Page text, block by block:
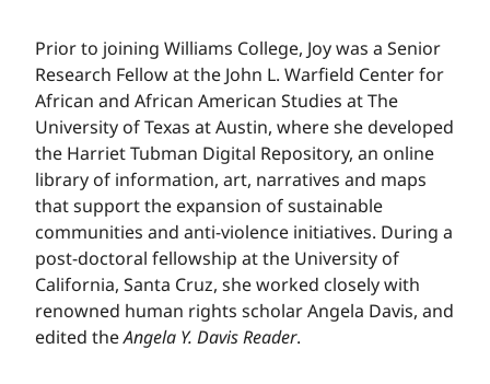
Prior to joining Williams College, Joy was a Senior
Research Fellow at the John L. Warfield Center for
African and African American Studies at The
University of Texas at Austin, where she developed
the Harriet Tubman Digital Repository, an online
library of information, art, narratives and maps
that support the expansion of sustainable
communities and anti-violence initiatives. During a
post-doctoral fellowship at the University of
California, Santa Cruz, she worked closely with
renowned human rights scholar Angela Davis, and
edited the ​​​​‌ ‍ ​‍​‍‌‍ ‌ ​‍‌‍‍‌‌‍‌ ‌‍‍‌‌‍ ‍​‍​‍​ ‍‍​‍​‍‌ ​ ‌‍​‌‌‍ ‍‌‍‍‌‌ ‌​‌ ‍‌​‍ ‍‌‍‍‌‌‍ ​‍​‍​‍ ​​‍​‍‌‍‍​‌ ​‍‌‍‌‌‌‍‌‍​‍​‍​ ‍‍​‍​‍‌‍‍​‌ ‌​‌ ‌​‌ ​​‌ ​ ​ ‍‍​‍ ​‍ ‌‍​ ‌‍ ‌‌ ​ ​‍ ‍‌‍ ‌‌‍​‌‌‍‍‌‌‍ ‍​‍ ‍​ ​‍​ ​​​ ​‍​ ‌​‌ ​‍‌‍‌‌‌‍‌​‌‍‌‌‌ ​ ‌‍‍‌‌‍‌ ‌‍ ‍​‍ ‍‌ ​‍‌‍‍‌‌ ‌‍‌‍‌‌‌ ​‍‌‍‍ ‌‍‌‌‌‍‌‌‌ ​​‌‍‌‌‌ ​‍​‍ ‍‌‍ ‌ ​‍‌‍‌ ​‍ ‌‍‍‌‌‍ ‍‌ ‌​‌‍‌‌‌‍ ‍‌ ‌​​‍ ‌‍‌‌‌‍‌​‌‍‍‌‌ ‌​​‍ ‌‍ ‌‌‍ ‌‍‌​‌‍‌‌​ ‌‌ ​​‌ ​‍‌‍‌‌‌ ​ ‌‍‌‌‌‍ ‍‌ ‌​‌‍​‌‌ ‌​‌‍‍‌‌‍ ‌‍ ‍​ ‍ ‌‍‍‌‌‍‌​​ ‌‌‍‌​​ ​‌​ ‌​‌‍​‌‌‍​ ‌‍​‌​ ‌​‌‍‌‍​‍ ‌‌‍​‌​ ‌ ‌‍‌‌​ ‌‌​‍ ‌​ ‌​​ ​​‌‍‌​​ ‌ ​‍ ‌‌‍​‍‌‍‌‍​ ‌‌‌‍‌‍​‍ ‌​ ​ ​ ‌‍​ ‌‍‌‍​‍​ ​ ‌‍​ ​ ‌‌​ ‌ ‌‍​ ‌‍​ ‌‍​‍​ ‌‌​ ‍ ‌ ‌​‌ ‍‌‌ ​​‌‍‌‌​ ‌‌ ​​‌‍‌‌‌ ​‍‌ ​ ‌‍ ‌‍ ‍​ ‍ ‌ ​​‌‍​‌‌ ‌​‌‍‍​​ ‌‌‍​ ‌‍ ‌‍ ‍‌ ‌​‌‍‌‌‌‍ ‍‌ ‌​​‍‌‌​ ‌‌‌​​‍‌‌ ‌‍‍ ‌‍‌‌‌ ‍‌​‍‌‌​ ​ ‌​‌​​‍‌‌​ ​ ‌​‌​​‍‌‌​ ​‍​ ​‍​ ​‌​ ‌‌​ ​​‌‍‌‍​ ​​‌‍‌‍‌‍​ ​ ​‍‌‍​ ​ ‍​​ ​‌‌‍​‌​‍‌‌​ ​‍​ ​‍​‍‌‌​ ‌‌‌​‌​​‍ ‍‌‍​ ‌‍‍​‌‍‍‌‌‍ ​‌‍‌​‌ ​‍‌‍‌‌‌‍ ‍​‍‌‌​ ‌‌‌​​‍‌‌ ‌‍‍ ‌‍‌‌‌ ‍‌​‍‌‌​ ​ ‌​‌​​‍‌‌​ ​ ‌​‌​​‍‌‌​ ​‍​ ​‍​ ​​‌‍​ ‌‍​ ​ ‍‌‌‍‌‍​ ‌‍​ ‌ ‌‍​‍​ ​ ‌‍​ ​ ‌ ​ ​‍​‍‌‌​ ​‍​ ​‍​‍‌‌​ ‌‌‌​‌​​‍ ‍‌ ‌​‌‍‌‌‌ ‍​‌ ‌​​ ‌‍​‍‌‍​‌‌ ​ ‌‍‌‌‌‌‌‌‌ ​‍‌‍ ​​ ‌‌‍‍​‌ ‌​‌ ‌​‌ ​​‌ ​ ​‍‌‌​ ​ ‌​​‌​‍‌‌​ ​‍‌​‌‍​‍‌‌​ ​‍‌​‌‍‌‍​ ‌‍ ‌‌ ​ ​‍ ‍‌‍ ‌‌‍​‌‌‍‍‌‌‍ ‍​‍ ‍​ ​‍​ ​​​ ​‍​ ‌​‌ ​‍‌‍‌‌‌‍‌​‌‍‌‌‌ ​ ‌‍‍‌‌‍‌ ‌‍ ‍​‍ ‍‌ ​‍‌‍‍‌‌ ‌‍‌‍‌‌‌ ​‍‌‍‍ ‌‍‌‌‌‍‌‌‌ ​​‌‍‌‌‌ ​‍​‍ ‍‌‍ ‌ ​‍‌‍‌ ​‍‌‍‌‍‍‌‌‍‌​​ ‌‌‍‌​​ ​‌​ ‌​‌‍​‌‌‍​ ‌‍​‌​ ‌​‌‍‌‍​‍ ‌‌‍​‌​ ‌ ‌‍‌‌​ ‌‌​‍ ‌​ ‌​​ ​​‌‍‌​​ ‌ ​‍ ‌‌‍​‍‌‍‌‍​ ‌‌‌‍‌‍​‍ ‌​ ​ ​ ‌‍​ ‌‍‌‍​‍​ ​ ‌‍​ ​ ‌‌​ ‌ ‌‍​ ‌‍​ ‌‍​‍​ ‌‌​‍‌‍‌ ‌​‌ ‍‌‌ ​​‌‍‌‌​ ‌‌ ​​‌‍‌‌‌ ​‍‌ ​ ‌‍ ‌‍ ‍​‍‌‍‌ ​​‌‍​‌‌ ‌​‌‍‍​​ ‌‌‍​ ‌‍ ‌‍ ‍‌ ‌​‌‍‌‌‌‍ ‍‌ ‌​​‍‌‌​ ‌‌‌​​‍‌‌ ‌‍‍ ‌‍‌‌‌ ‍‌​‍‌‌​ ​ ‌​‌​​‍‌‌​ ​ ‌​‌​​‍‌‌​ ​‍​ ​‍​ ​‌​ ‌‌​ ​​‌‍‌‍​ ​​‌‍‌‍‌‍​ ​ ​‍‌‍​ ​ ‍​​ ​‌‌‍​‌​‍‌‌​ ​‍​ ​‍​‍‌‌​ ‌‌‌​‌​​‍ ‍‌‍​ ‌‍‍​‌‍‍‌‌‍ ​‌‍‌​‌ ​‍‌‍‌‌‌‍ ‍​‍‌‌​ ‌‌‌​​‍‌‌ ‌‍‍ ‌‍‌‌‌ ‍‌​‍‌‌​ ​ ‌​‌​​‍‌‌​ ​ ‌​‌​​‍‌‌​ ​‍​ ​‍​ ​​‌‍​ ‌‍​ ​ ‍‌‌‍‌‍​ ‌‍​ ‌ ‌‍​‍​ ​ ‌‍​ ​ ‌ ​ ​‍​‍‌‌​ ​‍​ ​‍​‍‌‌​ ‌‌‌​‌​​‍ ‍‌ ‌​‌‍‌‌‌ ‍​‌ ‌​​‍‌‍‌ ​​‌‍‌‌‌ ​‍‌ ​ ‌ ​​‌‍‌‌‌‍​ ‌ ‌​‌‍‍‌‌ ‌‍‌‍‌‌​ ‌‌ ​​‌ ‌‌‌‍​‍‌‍ ​‌‍‍‌‌ ​ ‌‍‍​‌‍‌‌‌‍‌​​‍​‍‌ ‌Angela Y. Davis Reader​​​​‌ ‍ ​‍​‍‌‍ ‌ ​‍‌‍‍‌‌‍‌ ‌‍‍‌‌‍ ‍​‍​‍​ ‍‍​‍​‍‌ ​ ‌‍​‌‌‍ ‍‌‍‍‌‌ ‌​‌ ‍‌​‍ ‍‌‍‍‌‌‍ ​‍​‍​‍ ​​‍​‍‌‍‍​‌ ​‍‌‍‌‌‌‍‌‍​‍​‍​ ‍‍​‍​‍‌‍‍​‌ ‌​‌ ‌​‌ ​​‌ ​ ​ ‍‍​‍ ​‍ ‌‍​ ‌‍ ‌‌ ​ ​‍ ‍‌‍ ‌‌‍​‌‌‍‍‌‌‍ ‍​‍ ‍​ ​‍​ ​​​ ​‍​ ‌​‌ ​‍‌‍‌‌‌‍‌​‌‍‌‌‌ ​ ‌‍‍‌‌‍‌ ‌‍ ‍​‍ ‍‌ ​‍‌‍‍‌‌ ‌‍‌‍‌‌‌ ​‍‌‍‍ ‌‍‌‌‌‍‌‌‌ ​​‌‍‌‌‌ ​‍​‍ ‍‌‍ ‌ ​‍‌‍‌ ​‍ ‌‍‍‌‌‍ ‍‌ ‌​‌‍‌‌‌‍ ‍‌ ‌​​‍ ‌‍‌‌‌‍‌​‌‍‍‌‌ ‌​​‍ ‌‍ ‌‌‍ ‌‍‌​‌‍‌‌​ ‌‌ ​​‌ ​‍‌‍‌‌‌ ​ ‌‍‌‌‌‍ ‍‌ ‌​‌‍​‌‌ ‌​‌‍‍‌‌‍ ‌‍ ‍​ ‍ ‌‍‍‌‌‍‌​​ ‌‌‍‌​​ ​‌​ ‌​‌‍​‌‌‍​ ‌‍​‌​ ‌​‌‍‌‍​‍ ‌‌‍​‌​ ‌ ‌‍‌‌​ ‌‌​‍ ‌​ ‌​​ ​​‌‍‌​​ ‌ ​‍ ‌‌‍​‍‌‍‌‍​ ‌‌‌‍‌‍​‍ ‌​ ​ ​ ‌‍​ ‌‍‌‍​‍​ ​ ‌‍​ ​ ‌‌​ ‌ ‌‍​ ‌‍​ ‌‍​‍​ ‌‌​ ‍ ‌ ‌​‌ ‍‌‌ ​​‌‍‌‌​ ‌‌ ​​‌‍‌‌‌ ​‍‌ ​ ‌‍ ‌‍ ‍​ ‍ ‌ ​​‌‍​‌‌ ‌​‌‍‍​​ ‌‌‍​ ‌‍ ‌‍ ‍‌ ‌​‌‍‌‌‌‍ ‍‌ ‌​​‍‌‌​ ‌‌‌​​‍‌‌ ‌‍‍ ‌‍‌‌‌ ‍‌​‍‌‌​ ​ ‌​‌​​‍‌‌​ ​ ‌​‌​​‍‌‌​ ​‍​ ​‍​ ​‌​ ‌‌​ ​​‌‍‌‍​ ​​‌‍‌‍‌‍​ ​ ​‍‌‍​ ​ ‍​​ ​‌‌‍​‌​‍‌‌​ ​‍​ ​‍​‍‌‌​ ‌‌‌​‌​​‍ ‍‌‍​ ‌‍‍​‌‍‍‌‌‍ ​‌‍‌​‌ ​‍‌‍‌‌‌‍ ‍​‍‌‌​ ‌‌‌​​‍‌‌ ‌‍‍ ‌‍‌‌‌ ‍‌​‍‌‌​ ​ ‌​‌​​‍‌‌​ ​ ‌​‌​​‍‌‌​ ​‍​ ​‍​ ‍​‌‍​‍​ ​‌​ ​ ​ ​ ‌‍‌‍​ ​​​ ​​​ ‌‌‌‍​‌‌‍‌​‌‍‌‌​ ‌ ​‍‌‌​ ​‍​ ​‍​‍‌‌​ ‌‌‌​‌​​‍ ‍‌ ‌​‌‍‌‌‌ ‍​‌ ‌​​ ‌‍​‍‌‍​‌‌ ​ ‌‍‌‌‌‌‌‌‌ ​‍‌‍ ​​ ‌‌‍‍​‌ ‌​‌ ‌​‌ ​​‌ ​ ​‍‌‌​ ​ ‌​​‌​‍‌‌​ ​‍‌​‌‍​‍‌‌​ ​‍‌​‌‍‌‍​ ‌‍ ‌‌ ​ ​‍ ‍‌‍ ‌‌‍​‌‌‍‍‌‌‍ ‍​‍ ‍​ ​‍​ ​​​ ​‍​ ‌​‌ ​‍‌‍‌‌‌‍‌​‌‍‌‌‌ ​ ‌‍‍‌‌‍‌ ‌‍ ‍​‍ ‍‌ ​‍‌‍‍‌‌ ‌‍‌‍‌‌‌ ​‍‌‍‍ ‌‍‌‌‌‍‌‌‌ ​​‌‍‌‌‌ ​‍​‍ ‍‌‍ ‌ ​‍‌‍‌ ​‍‌‍‌‍‍‌‌‍‌​​ ‌‌‍‌​​ ​‌​ ‌​‌‍​‌‌‍​ ‌‍​‌​ ‌​‌‍‌‍​‍ ‌‌‍​‌​ ‌ ‌‍‌‌​ ‌‌​‍ ‌​ ‌​​ ​​‌‍‌​​ ‌ ​‍ ‌‌‍​‍‌‍‌‍​ ‌‌‌‍‌‍​‍ ‌​ ​ ​ ‌‍​ ‌‍‌‍​‍​ ​ ‌‍​ ​ ‌‌​ ‌ ‌‍​ ‌‍​ ‌‍​‍​ ‌‌​‍‌‍‌ ‌​‌ ‍‌‌ ​​‌‍‌‌​ ‌‌ ​​‌‍‌‌‌ ​‍‌ ​ ‌‍ ‌‍ ‍​‍‌‍‌ ​​‌‍​‌‌ ‌​‌‍‍​​ ‌‌‍​ ‌‍ ‌‍ ‍‌ ‌​‌‍‌‌‌‍ ‍‌ ‌​​‍‌‌​ ‌‌‌​​‍‌‌ ‌‍‍ ‌‍‌‌‌ ‍‌​‍‌‌​ ​ ‌​‌​​‍‌‌​ ​ ‌​‌​​‍‌‌​ ​‍​ ​‍​ ​‌​ ‌‌​ ​​‌‍‌‍​ ​​‌‍‌‍‌‍​ ​ ​‍‌‍​ ​ ‍​​ ​‌‌‍​‌​‍‌‌​ ​‍​ ​‍​‍‌‌​ ‌‌‌​‌​​‍ ‍‌‍​ ‌‍‍​‌‍‍‌‌‍ ​‌‍‌​‌ ​‍‌‍‌‌‌‍ ‍​‍‌‌​ ‌‌‌​​‍‌‌ ‌‍‍ ‌‍‌‌‌ ‍‌​‍‌‌​ ​ ‌​‌​​‍‌‌​ ​ ‌​‌​​‍‌‌​ ​‍​ ​‍​ ‍​‌‍​‍​ ​‌​ ​ ​ ​ ‌‍‌‍​ ​​​ ​​​ ‌‌‌‍​‌‌‍‌​‌‍‌‌​ ‌ ​‍‌‌​ ​‍​ ​‍​‍‌‌​ ‌‌‌​‌​​‍ ‍‌ ‌​‌‍‌‌‌ ‍​‌ ‌​​‍‌‍‌ ​​‌‍‌‌‌ ​‍‌ ​ ‌ ​​‌‍‌‌‌‍​ ‌ ‌​‌‍‍‌‌ ‌‍‌‍‌‌​ ‌‌ ​​‌ ‌‌‌‍​‍‌‍ ​‌‍‍‌‌ ​ ‌‍‍​‌‍‌‌‌‍‌​​‍​‍‌ ‌. ​​​​‌ ‍ ​‍​‍‌‍ ‌ ​‍‌‍‍‌‌‍‌ ‌‍‍‌‌‍ ‍​‍​‍​ ‍‍​‍​‍‌ ​ ‌‍​‌‌‍ ‍‌‍‍‌‌ ‌​‌ ‍‌​‍ ‍‌‍‍‌‌‍ ​‍​‍​‍ ​​‍​‍‌‍‍​‌ ​‍‌‍‌‌‌‍‌‍​‍​‍​ ‍‍​‍​‍‌‍‍​‌ ‌​‌ ‌​‌ ​​‌ ​ ​ ‍‍​‍ ​‍ ‌‍​ ‌‍ ‌‌ ​ ​‍ ‍‌‍ ‌‌‍​‌‌‍‍‌‌‍ ‍​‍ ‍​ ​‍​ ​​​ ​‍​ ‌​‌ ​‍‌‍‌‌‌‍‌​‌‍‌‌‌ ​ ‌‍‍‌‌‍‌ ‌‍ ‍​‍ ‍‌ ​‍‌‍‍‌‌ ‌‍‌‍‌‌‌ ​‍‌‍‍ ‌‍‌‌‌‍‌‌‌ ​​‌‍‌‌‌ ​‍​‍ ‍‌‍ ‌ ​‍‌‍‌ ​‍ ‌‍‍‌‌‍ ‍‌ ‌​‌‍‌‌‌‍ ‍‌ ‌​​‍ ‌‍‌‌‌‍‌​‌‍‍‌‌ ‌​​‍ ‌‍ ‌‌‍ ‌‍‌​‌‍‌‌​ ‌‌ ​​‌ ​‍‌‍‌‌‌ ​ ‌‍‌‌‌‍ ‍‌ ‌​‌‍​‌‌ ‌​‌‍‍‌‌‍ ‌‍ ‍​ ‍ ‌‍‍‌‌‍‌​​ ‌‌‍‌​​ ​‌​ ‌​‌‍​‌‌‍​ ‌‍​‌​ ‌​‌‍‌‍​‍ ‌‌‍​‌​ ‌ ‌‍‌‌​ ‌‌​‍ ‌​ ‌​​ ​​‌‍‌​​ ‌ ​‍ ‌‌‍​‍‌‍‌‍​ ‌‌‌‍‌‍​‍ ‌​ ​ ​ ‌‍​ ‌‍‌‍​‍​ ​ ‌‍​ ​ ‌‌​ ‌ ‌‍​ ‌‍​ ‌‍​‍​ ‌‌​ ‍ ‌ ‌​‌ ‍‌‌ ​​‌‍‌‌​ ‌‌ ​​‌‍‌‌‌ ​‍‌ ​ ‌‍ ‌‍ ‍​ ‍ ‌ ​​‌‍​‌‌ ‌​‌‍‍​​ ‌‌‍​ ‌‍ ‌‍ ‍‌ ‌​‌‍‌‌‌‍ ‍‌ ‌​​‍‌‌​ ‌‌‌​​‍‌‌ ‌‍‍ ‌‍‌‌‌ ‍‌​‍‌‌​ ​ ‌​‌​​‍‌‌​ ​ ‌​‌​​‍‌‌​ ​‍​ ​‍​ ​‌​ ‌‌​ ​​‌‍‌‍​ ​​‌‍‌‍‌‍​ ​ ​‍‌‍​ ​ ‍​​ ​‌‌‍​‌​‍‌‌​ ​‍​ ​‍​‍‌‌​ ‌‌‌​‌​​‍ ‍‌‍​ ‌‍‍​‌‍‍‌‌‍ ​‌‍‌​‌ ​‍‌‍‌‌‌‍ ‍​‍‌‌​ ‌‌‌​​‍‌‌ ‌‍‍ ‌‍‌‌‌ ‍‌​‍‌‌​ ​ ‌​‌​​‍‌‌​ ​ ‌​‌​​‍‌‌​ ​‍​ ​‍​ ‍​‌‍​‍​ ​‌​ ​ ​ ​ ‌‍‌‍​ ​​​ ​​​ ‌‌‌‍​‌‌‍‌​‌‍‌‌​ ‍​​‍‌‌​ ​‍​ ​‍​‍‌‌​ ‌‌‌​‌​​‍ ‍‌ ‌​‌‍‌‌‌ ‍​‌ ‌​​ ‌‍​‍‌‍​‌‌ ​ ‌‍‌‌‌‌‌‌‌ ​‍‌‍ ​​ ‌‌‍‍​‌ ‌​‌ ‌​‌ ​​‌ ​ ​‍‌‌​ ​ ‌​​‌​‍‌‌​ ​‍‌​‌‍​‍‌‌​ ​‍‌​‌‍‌‍​ ‌‍ ‌‌ ​ ​‍ ‍‌‍ ‌‌‍​‌‌‍‍‌‌‍ ‍​‍ ‍​ ​‍​ ​​​ ​‍​ ‌​‌ ​‍‌‍‌‌‌‍‌​‌‍‌‌‌ ​ ‌‍‍‌‌‍‌ ‌‍ ‍​‍ ‍‌ ​‍‌‍‍‌‌ ‌‍‌‍‌‌‌ ​‍‌‍‍ ‌‍‌‌‌‍‌‌‌ ​​‌‍‌‌‌ ​‍​‍ ‍‌‍ ‌ ​‍‌‍‌ ​‍‌‍‌‍‍‌‌‍‌​​ ‌‌‍‌​​ ​‌​ ‌​‌‍​‌‌‍​ ‌‍​‌​ ‌​‌‍‌‍​‍ ‌‌‍​‌​ ‌ ‌‍‌‌​ ‌‌​‍ ‌​ ‌​​ ​​‌‍‌​​ ‌ ​‍ ‌‌‍​‍‌‍‌‍​ ‌‌‌‍‌‍​‍ ‌​ ​ ​ ‌‍​ ‌‍‌‍​‍​ ​ ‌‍​ ​ ‌‌​ ‌ ‌‍​ ‌‍​ ‌‍​‍​ ‌‌​‍‌‍‌ ‌​‌ ‍‌‌ ​​‌‍‌‌​ ‌‌ ​​‌‍‌‌‌ ​‍‌ ​ ‌‍ ‌‍ ‍​‍‌‍‌ ​​‌‍​‌‌ ‌​‌‍‍​​ ‌‌‍​ ‌‍ ‌‍ ‍‌ ‌​‌‍‌‌‌‍ ‍‌ ‌​​‍‌‌​ ‌‌‌​​‍‌‌ ‌‍‍ ‌‍‌‌‌ ‍‌​‍‌‌​ ​ ‌​‌​​‍‌‌​ ​ ‌​‌​​‍‌‌​ ​‍​ ​‍​ ​‌​ ‌‌​ ​​‌‍‌‍​ ​​‌‍‌‍‌‍​ ​ ​‍‌‍​ ​ ‍​​ ​‌‌‍​‌​‍‌‌​ ​‍​ ​‍​‍‌‌​ ‌‌‌​‌​​‍ ‍‌‍​ ‌‍‍​‌‍‍‌‌‍ ​‌‍‌​‌ ​‍‌‍‌‌‌‍ ‍​‍‌‌​ ‌‌‌​​‍‌‌ ‌‍‍ ‌‍‌‌‌ ‍‌​‍‌‌​ ​ ‌​‌​​‍‌‌​ ​ ‌​‌​​‍‌‌​ ​‍​ ​‍​ ‍​‌‍​‍​ ​‌​ ​ ​ ​ ‌‍‌‍​ ​​​ ​​​ ‌‌‌‍​‌‌‍‌​‌‍‌‌​ ‍​​‍‌‌​ ​‍​ ​‍​‍‌‌​ ‌‌‌​‌​​‍ ‍‌ ‌​‌‍‌‌‌ ‍​‌ ‌​​‍‌‍‌ ​​‌‍‌‌‌ ​‍‌ ​ ‌ ​​‌‍‌‌‌‍​ ‌ ‌​‌‍‍‌‌ ‌‍‌‍‌‌​ ‌‌ ​​‌ ‌‌‌‍​‍‌‍ ​‌‍‍‌‌ ​ ‌‍‍​‌‍‌‌‌‍‌​​‍​‍‌ ‌